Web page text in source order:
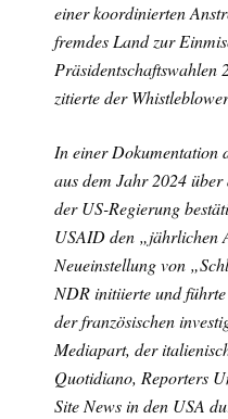
einer koordinierten
fremdes Land zur
Präsidentschaftswahlen
zitierte der
In einer Dokumentation
aus dem Jahr 2024
der US-Regierung
USAID den „jährlichen
Neueinstellung von
NDR initiierte und
der französischen
Mediapart, der
Quotidiano, Reporters
Site News in den USA